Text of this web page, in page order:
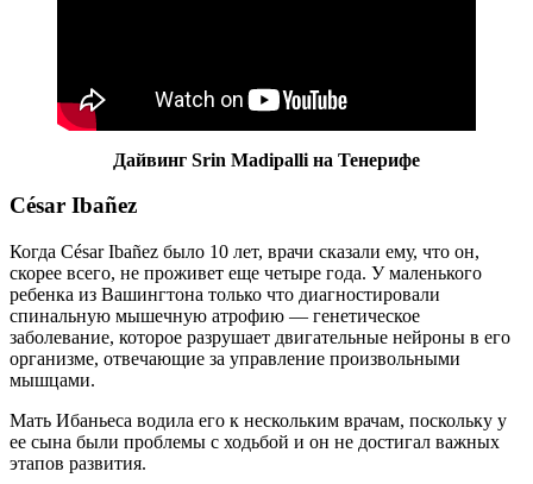
Дайвинг Srin Madipalli на Тенерифе
César Ibañez
Когда César Ibañez было 10 лет, врачи сказали ему, что он,
скорее всего, не проживет еще четыре года. У маленького
ребенка из Вашингтона только что диагностировали
спинальную мышечную атрофию — генетическое
заболевание, которое разрушает двигательные нейроны в его
организме, отвечающие за управление произвольными
мышцами.
Мать Ибаньеса водила его к нескольким врачам, поскольку у
ее сына были проблемы с ходьбой и он не достигал важных
этапов развития.